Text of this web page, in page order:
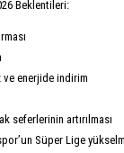
Beklentileri:
ve enerjide indirim
seferlerinin artırılması
Süper Lige